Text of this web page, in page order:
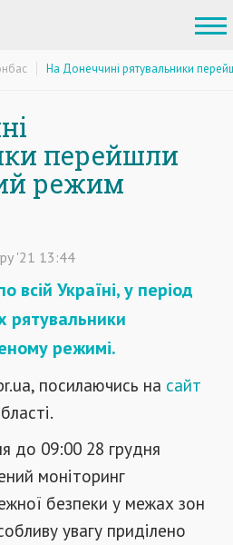
На Донеччині рятувальники
перейшли
режим
'21 13:44
всій Україні, у період
рятувальники
режимі.
посилаючись на сайт
до 09:00 28 грудня
моніторинг
безпеки у межах зон
увагу приділено